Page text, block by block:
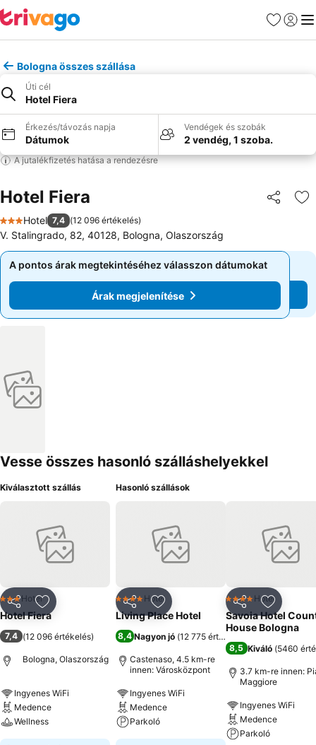
Kedvencek
Bologna összes szállása
Úti cél
Hotel Fiera
Érkezés/távozás napja
Dátumok
Vendégek és szobák
2 vendég, 1 szoba.
A jutalékfizetés hatása a rendezésre
Hotel Fiera
3 Kategória
Hotel 7,4 (12 096 értékelés)
V. Stalingrado, 82, 40128, Bologna, Olaszország
A pontos árak megtekintéséhez válasszon dátumokat
Árak megjelenítése
A pontos árak megtekintéséhez válasszon dátumokat
Árak megjelenítése
Vesse összes hasonló szálláshelyekkel
Kiválasztott szállás
MegosztásHozzáadás a kedvencekhez
3 Kategória
Hotel
Hotel Fiera
7,4 (12 096 értékelés)
Bologna, Olaszország
Ingyenes WiFi
Medence
Wellness
Hasonló szállások
MegosztásHozzáadás a kedvencekhez
4 Kategória
Hotel
Living Place Hotel
8,4 Nagyon jó (12 775 értékelés
Castenaso, 4.5 km-re
innen: Városközpont
Ingyenes WiFi
Medence
Parkoló
Megosztás
4 Kategória
Hotel
Savoia Hotel
House Bologna
8,5 Kiváló (5460
3.7 km-re innen:
Maggiore
Ingyenes WiFi
Medence
Parkoló